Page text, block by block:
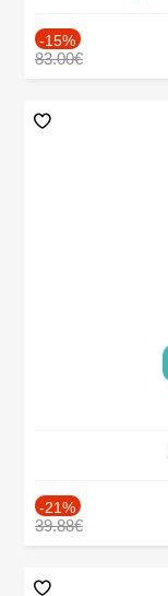
-15%
83.00€
-21%
39.88€